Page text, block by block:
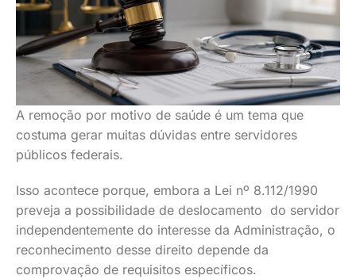
A remoção por motivo de saúde é um tema que
costuma gerar muitas dúvidas entre servidores
públicos federais.
Isso acontece porque, embora a Lei nº 8.112/1990
preveja a possibilidade de deslocamento do servidor
independentemente do interesse da Administração, o
reconhecimento desse direito depende da
comprovação de requisitos específicos.